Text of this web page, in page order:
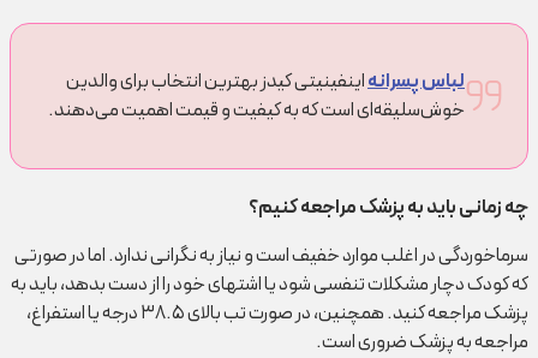
لباس‌ پسرانهاینفینیتی کیدز بهترین انتخاب برای والدین
خوش‌سلیقه‌ای است که به کیفیت و قیمت اهمیت می‌دهند.
چه زمانی باید به پزشک مراجعه کنیم؟
سرماخوردگی در اغلب موارد خفیف است و نیاز به نگرانی ندارد. اما در صورتی
که کودک دچار مشکلات تنفسی شود یا اشتهای خود را از دست بدهد، باید به
پزشک مراجعه کنید. همچنین، در صورت تب بالای ۳۸.۵ درجه یا استفراغ،
مراجعه به پزشک ضروری است.